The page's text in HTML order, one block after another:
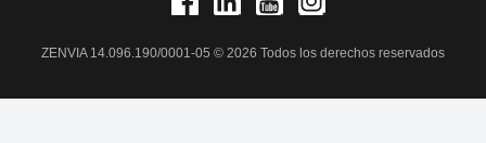
ZENVIA 14.096.190/0001-05 © 2026 Todos los derechos reservados